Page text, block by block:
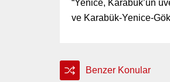
“Yenice, Karabük’ün
ve Karabük-Yenice-
Benzer Konular